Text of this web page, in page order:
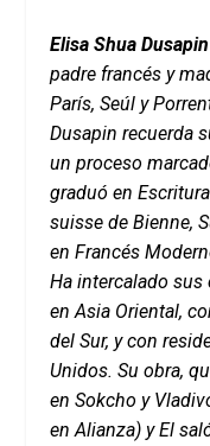
Elisa Shua Dusapin
padre francés y
París, Seúl y
Dusapin recuerda
un proceso
graduó en
suisse de Bienne,
en Francés
Ha intercalado
en Asia Oriental,
del Sur, y con
Unidos. Su obra,
en Sokcho y
en Alianza) y El